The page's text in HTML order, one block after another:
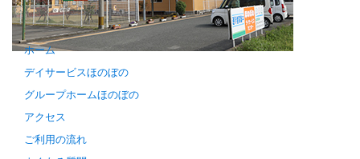
ホーム
デイサービスほのぼの
グループホームほのぼの
アクセス
ご利用の流れ